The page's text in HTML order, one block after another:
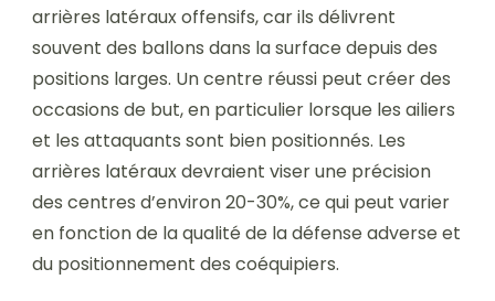
arrières latéraux offensifs, car ils délivrent
souvent des ballons dans la surface depuis des
positions larges. Un centre réussi peut créer des
occasions de but, en particulier lorsque les ailiers
et les attaquants sont bien positionnés. Les
arrières latéraux devraient viser une précision
des centres d’environ 20-30%, ce qui peut varier
en fonction de la qualité de la défense adverse et
du positionnement des coéquipiers.